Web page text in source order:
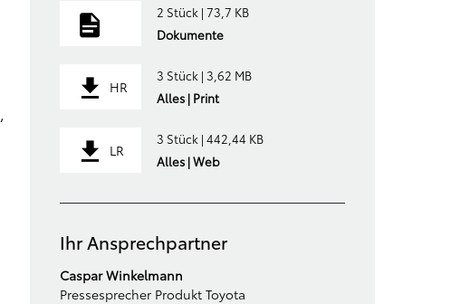
2 Stück | 73,7 KB
Dokumente
HR
3 Stück | 3,62 MB
Alles | Print
LR
3 Stück | 442,44 KB
Alles | Web
Ihr Ansprechpartner
Caspar Winkelmann
Pressesprecher Produkt Toyota